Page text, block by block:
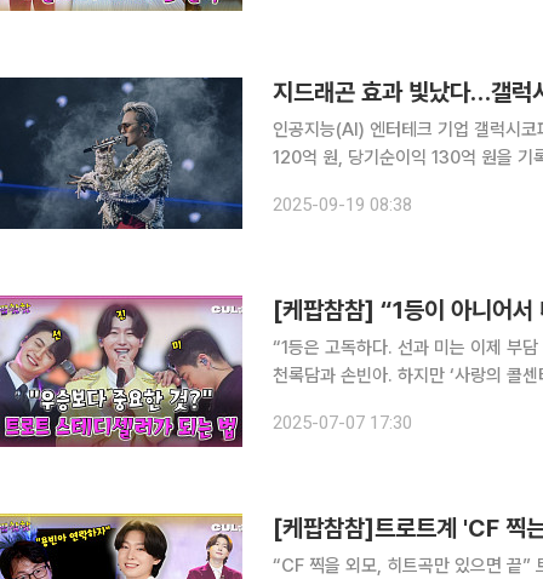
지드래곤 효과 빛났다…갤럭
인공지능(AI) 엔터테크 기업 갤럭시
120억 원, 당기순이익 130억 원을 기
억 원)의 3배 이상을 기록했다. 특히
2025-09-19 08:38
“1등은 고독하다. 선과 미는 이제 부담 없이 자기 길을 간다.”
천록담과 손빈아. 하지만 ‘사랑의 콜
를 나눴다. 천록담은 ‘일편단심 민
2025-07-07 17:30
[케팝참참]트로트계 'CF 찍
“CF 찍을 외모, 히트곡만 있으면 끝” 트로트 작곡가 김민진이 케팝참참에서 김용빈의 매력을 자신